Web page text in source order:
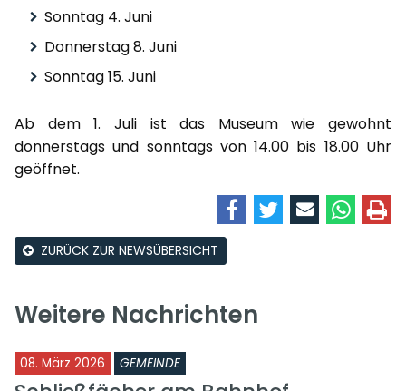
Sonntag 4. Juni
Donnerstag 8. Juni
Sonntag 15. Juni
Ab dem 1. Juli ist das Museum wie gewohnt
donnerstags und sonntags von 14.00 bis 18.00 Uhr
geöffnet.
ZURÜCK ZUR NEWSÜBERSICHT
Weitere Nachrichten
08. März 2026 GEMEINDE